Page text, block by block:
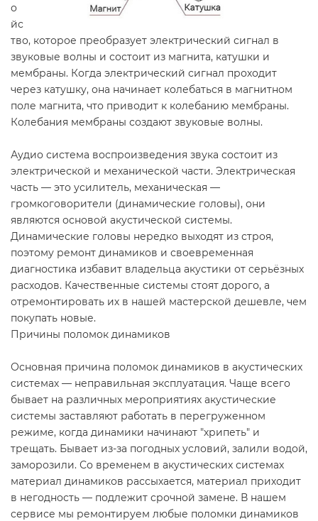
о
йс
тво, которое преобразует электрический сигнал в
звуковые волны и состоит из магнита, катушки и
мембраны. Когда электрический сигнал проходит
через катушку, она начинает колебаться в магнитном
поле магнита, что приводит к колебанию мембраны.
Колебания мембраны создают звуковые волны.
Аудио система воспроизведения звука состоит из
электрической и механической части. Электрическая
часть — это усилитель, механическая —
громкоговорители (динамические головы), они
являются основой акустической системы.
Динамические головы нередко выходят из строя,
поэтому ремонт динамиков и своевременная
диагностика избавит владельца акустики от серьёзных
расходов. Качественные системы стоят дорого, а
отремонтировать их в нашей мастерской дешевле, чем
покупать новые.
Причины поломок динамиков
Основная причина поломок динамиков в акустических
системах — неправильная эксплуатация. Чаще всего
бывает на различных мероприятиях акустические
системы заставляют работать в перегруженном
режиме, когда динамики начинают "хрипеть" и
трещать. Бывает из-за погодных условий, залили водой,
заморозили. Со временем в акустических системах
материал динамиков рассыхается, материал приходит
в негодность — подлежит срочной замене. В нашем
сервисе мы ремонтируем любые поломки динамиков